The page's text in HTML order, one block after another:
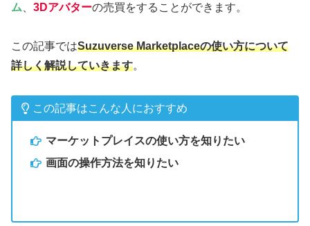
ム
3Dアバターの売買をすることができます。
この記事ではSuzuverse Marketplaceの使い方について
詳しく解説していきます。
この記事はこんな人におすすめ
マーケットプレイスの使い方を知りたい
画面の操作方法を知りたい